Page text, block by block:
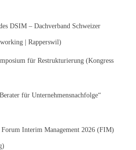
DSIM – Dachverband Schweizer
| Rapperswil)
für Restrukturierung (Kongress
für Unternehmensnachfolge“
Interim Management 2026 (FIM)